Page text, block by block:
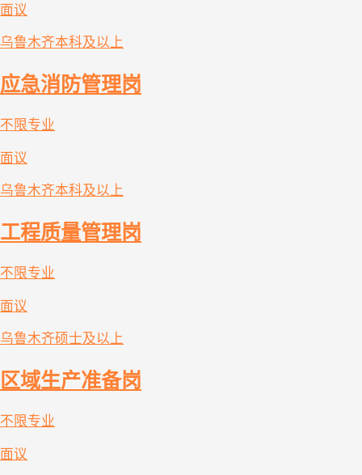
面议
乌鲁木齐本科及以上
应急消防管理岗
不限专业
面议
乌鲁木齐本科及以上
工程质量管理岗
不限专业
面议
乌鲁木齐硕士及以上
区域生产准备岗
不限专业
面议